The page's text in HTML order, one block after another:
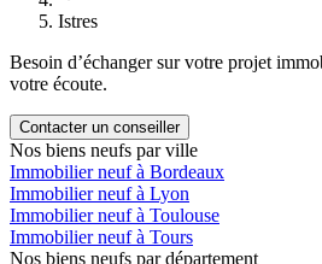
Istres
Besoin d’échanger sur votre projet
votre écoute.
Contacter un conseiller
Nos biens neufs par ville
Immobilier neuf à Bordeaux
Immobilier neuf à Lyon
Immobilier neuf à Toulouse
Immobilier neuf à Tours
Nos biens neufs par département